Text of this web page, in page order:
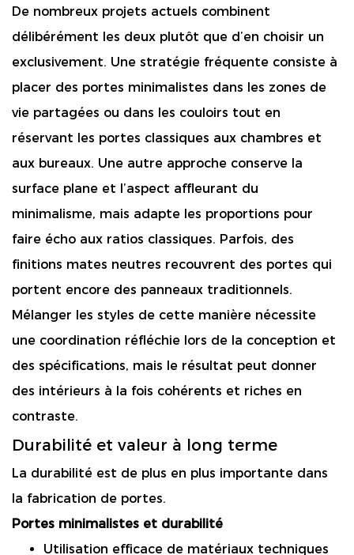
De nombreux projets actuels combinent
délibérément les deux plutôt que d’en choisir un
exclusivement. Une stratégie fréquente consiste à
placer des portes minimalistes dans les zones de
vie partagées ou dans les couloirs tout en
réservant les portes classiques aux chambres et
aux bureaux. Une autre approche conserve la
surface plane et l’aspect affleurant du
minimalisme, mais adapte les proportions pour
faire écho aux ratios classiques. Parfois, des
finitions mates neutres recouvrent des portes qui
portent encore des panneaux traditionnels.
Mélanger les styles de cette manière nécessite
une coordination réfléchie lors de la conception et
des spécifications, mais le résultat peut donner
des intérieurs à la fois cohérents et riches en
contraste.
Durabilité et valeur à long terme
La durabilité est de plus en plus importante dans
la fabrication de portes.
Portes minimalistes et durabilité
Utilisation efficace de matériaux techniques